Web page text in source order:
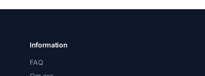
Information
FAQ